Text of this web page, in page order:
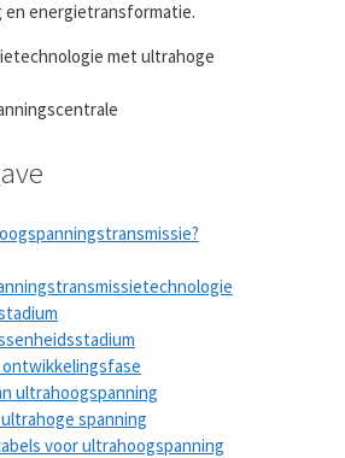
energietransformatie.
ontwikkelingsfase
ultrahoogspanning
spanning
voor ultrahoogspanning